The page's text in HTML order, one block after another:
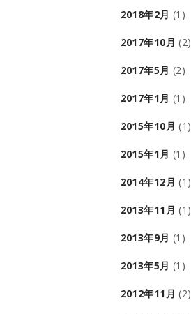
2018年2月 (1)
2017年10月 (2)
2017年5月 (2)
2017年1月 (1)
2015年10月 (1)
2015年1月 (1)
2014年12月 (1)
2013年11月 (1)
2013年9月 (1)
2013年5月 (1)
2012年11月 (2)